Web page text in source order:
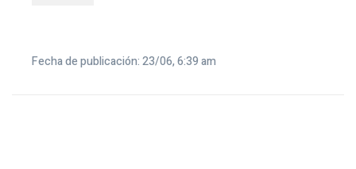
Fecha de publicación: 23/06, 6:39 am